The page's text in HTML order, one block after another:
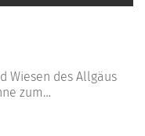
Wiesen des Allgäus
zum…